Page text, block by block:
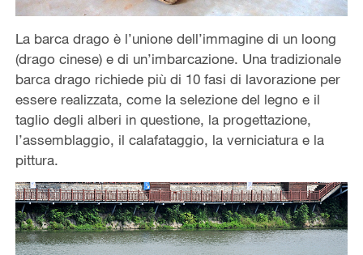
La barca drago è l’unione dell’immagine di un loong
(drago cinese) e di un’imbarcazione. Una tradizionale
barca drago richiede più di 10 fasi di lavorazione per
essere realizzata, come la selezione del legno e il
taglio degli alberi in questione, la progettazione,
l’assemblaggio, il calafataggio, la verniciatura e la
pittura.